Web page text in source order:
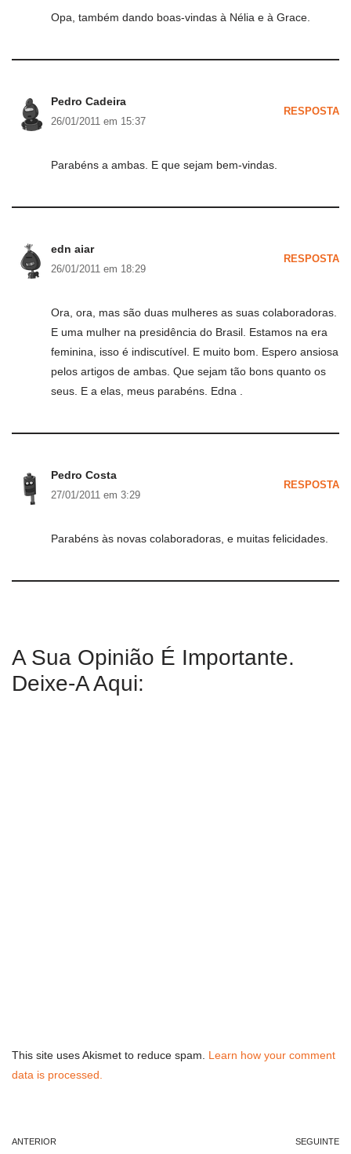
Opa, também dando boas-vindas à Nélia e à Grace.
Pedro Cadeira
26/01/2011 em 15:37
RESPOSTA
Parabéns a ambas. E que sejam bem-vindas.
edn aiar
26/01/2011 em 18:29
RESPOSTA
Ora, ora, mas são duas mulheres as suas colaboradoras.
E uma mulher na presidência do Brasil. Estamos na era
feminina, isso é indiscutível. E muito bom. Espero ansiosa
pelos artigos de ambas. Que sejam tão bons quanto os
seus. E a elas, meus parabéns. Edna .
Pedro Costa
27/01/2011 em 3:29
RESPOSTA
Parabéns às novas colaboradoras, e muitas felicidades.
A Sua Opinião É Importante.
Deixe-A Aqui:
This site uses Akismet to reduce spam. Learn how your comment
data is processed.
ANTERIOR SEGUINTE